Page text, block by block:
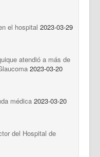
el hospital 2023-03-29
atendió a más de
2023-03-20
médica 2023-03-20
del Hospital de